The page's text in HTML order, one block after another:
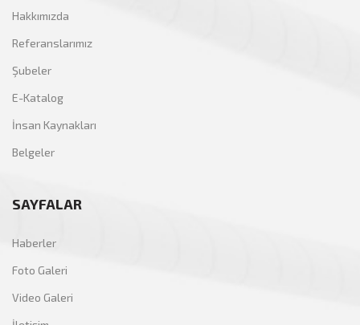
Hakkımızda
Referanslarımız
Şubeler
E-Katalog
İnsan Kaynakları
Belgeler
SAYFALAR
Haberler
Foto Galeri
Video Galeri